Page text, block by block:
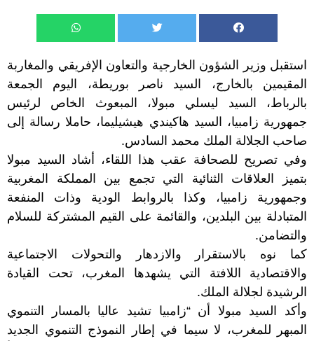
استقبل وزير الشؤون الخارجية والتعاون الإفريقي والمغاربة
المقيمين بالخارج، السيد ناصر بوريطة، اليوم الجمعة
بالرباط، السيد ليسلي مبولا، المبعوث الخاص لرئيس
جمهورية زامبيا، السيد هاكيندي هيشيليما، حاملا رسالة إلى
صاحب الجلالة الملك محمد السادس.
وفي تصريح للصحافة عقب هذا اللقاء، أشاد السيد مبولا
بتميز العلاقات الثنائية التي تجمع بين المملكة المغربية
وجمهورية زامبيا، وكذا بالروابط الودية وذات المنفعة
المتبادلة بين البلدين، والقائمة على القيم المشتركة للسلام
والتضامن.
كما نوه بالاستقرار والازدهار والتحولات الاجتماعية
والاقتصادية اللافتة التي يشهدها المغرب، تحت القيادة
الرشيدة لجلالة الملك.
وأكد السيد مبولا أن “زامبيا تشيد عاليا بالمسار التنموي
المبهر للمغرب، لا سيما في إطار النموذج التنموي الجديد